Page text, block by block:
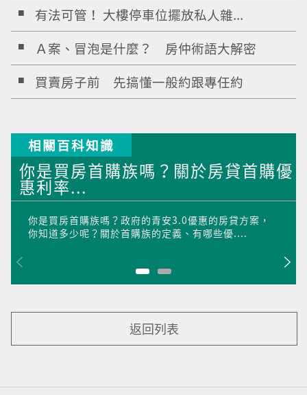
有法可管！ 大樓停車位擺放私人雜...
Ａ案、冒泡是什麼？ 房仲術語大解密
買賣房子前 先搞懂一般約跟專任約
相關百科知識
你是買房首購族嗎？關於房貸首購優
惠利率...
你是買房首購族嗎？政府的青安3.0優惠的房貸方案，
你知道多少呢？關於首購族的定義、有哪些優....
返回列表